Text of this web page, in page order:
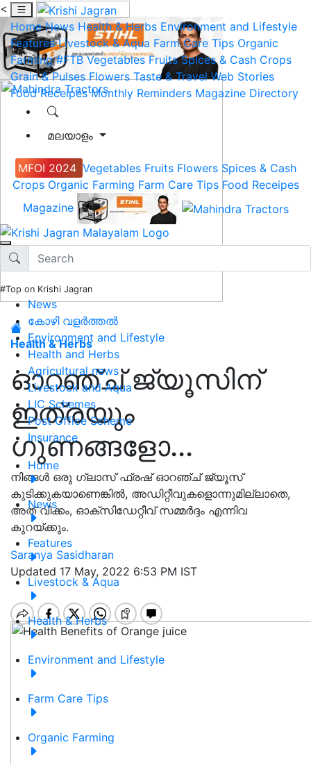
<
Home News Health & Herbs Environment and Lifestyle
Features Livestock & Aqua Farm Care Tips Organic
Farming #FTB Vegetables Fruits Spices & Cash Crops
Grain & Pulses Flowers Taste & Travel Web Stories
Food Receipes Monthly Reminders Magazine Directory
മലയാളം
MFOI 2024 Vegetables Fruits Flowers Spices & Cash
Crops Organic Farming Farm Care Tips Food Receipes
Magazine
#Top on Krishi Jagran
News
കോഴി വളർത്തൽ
Environment and Lifestyle
Health and Herbs
Agricultural news
Livestock and Aqua
LIC Schemes
Post Office Scheme
Insurance
Home
News
Features
Livestock & Aqua
Health & Herbs
Environment and Lifestyle
Farm Care Tips
Organic Farming
Health & Herbs
ഓറഞ്ച് ജ്യൂസിന്
ഇത്രയും
ഗുണങ്ങളോ...
നിങ്ങൾ ഒരു ഗ്ലാസ് ഫ്രഷ് ഓറഞ്ച് ജ്യൂസ്
കുടിക്കുകയാണെങ്കിൽ, അഡിറ്റീവുകളൊന്നുമില്ലാതെ,
അത് വീക്കം, ഓക്സിഡേറ്റീവ് സമ്മർദ്ദം എന്നിവ
കുറയ്ക്കും.
Saranya Sasidharan
Updated 17 May, 2022 6:53 PM IST